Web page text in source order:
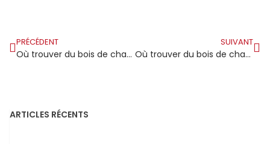
PRÉCÉDENT
Où trouver du bois de charpente à donner ?
SUIVANT
Où trouver du bois de charpente d’occasion ?
ARTICLES RÉCENTS